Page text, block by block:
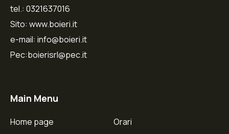
tel.: 0321637016
Sito: www.boieri.it
e-mail: info@boieri.it
Pec:boierisrl@pec.it
Main Menu
Home page Orari